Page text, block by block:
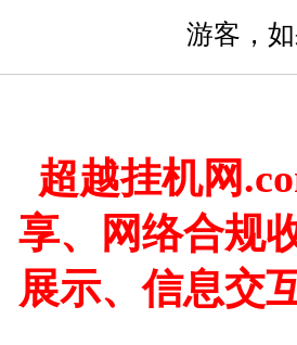
游客，
超越挂机网
享、网络合规
展示、信息交